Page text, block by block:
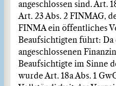
angeschlossen sind. Art.
Art. 23 Abs. 2 FINMAG,
FINMA ein öffentliches
Beaufsichtigten führt: Da
angeschlossenen
Beaufsichtigte im Sinne
wurde Art. 18a Abs. 1